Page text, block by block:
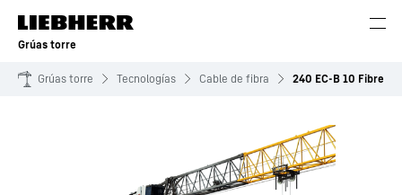
Grúas torre
Grúas torre Tecnologías Cable de fibra 240 EC-B 10 Fibre